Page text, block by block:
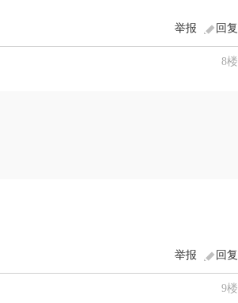
回复
举报
8楼
回复
举报
9楼